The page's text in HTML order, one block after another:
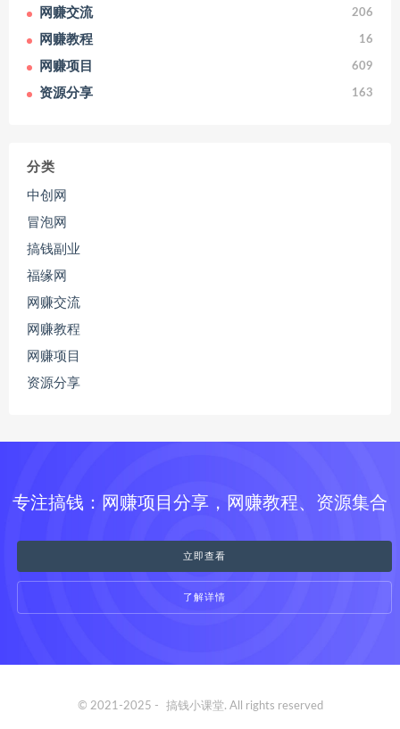
网赚交流 206
网赚教程 16
网赚项目 609
资源分享 163
分类
中创网
冒泡网
搞钱副业
福缘网
网赚交流
网赚教程
网赚项目
资源分享
专注搞钱：网赚项目分享，网赚教程、资源集合
立即查看
了解详情
© 2021-2025 - 搞钱小课堂. All rights reserved